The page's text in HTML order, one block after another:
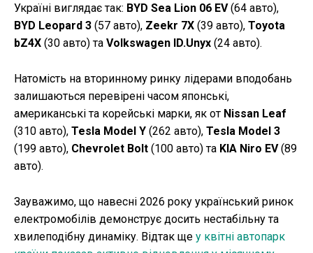
Україні виглядає так: BYD Sea Lion 06 EV(64 авто),
BYD Leopard 3 (57 авто), Zeekr 7X (39 авто), Toyota
bZ4X (30 авто) та Volkswagen ID.Unyx (24 авто).
Натомість на вторинному ринку лідерами вподобань
залишаються перевірені часом японські,
американські та корейські марки, як от Nissan Leaf
(310 авто), Tesla Model Y (262 авто), Tesla Model 3
(199 авто), Chevrolet Bolt (100 авто) та KIA Niro EV(89
авто).
Зауважимо, що навесні 2026 року український ринок
електромобілів демонструє досить нестабільну та
хвилеподібну динаміку. Відтак ще у квітні автопарк